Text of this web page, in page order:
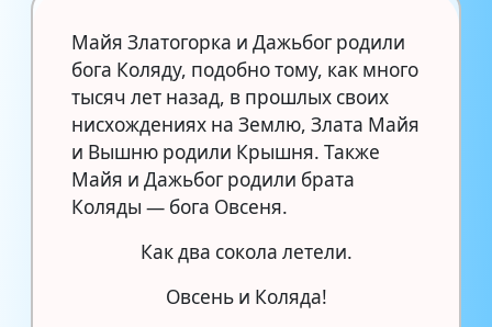
Майя Златогорка и Дажьбог родили
бога Коляду, подобно тому, как много
тысяч лет назад, в прошлых своих
нисхождениях на Землю, Злата Майя
и Вышню родили Крышня. Также
Майя и Дажьбог родили брата
Коляды — бога Овсеня.
Как два сокола летели.
Овсень и Коляда!